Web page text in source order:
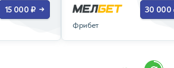
15 000 ₽ →
Фрибет
30 000